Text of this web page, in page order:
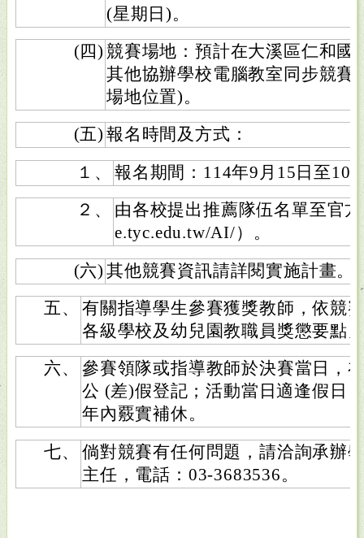
(星期日)。
(四) 競賽場地：預計在大溪區仁和國
其他協辦學校電腦教室同步競賽
場地位置)。
(五) 報名時間及方式：
１、
報名期間：114年9月15日至10
２、
由各校提出推薦隊伍名單至官
e.tyc.edu.tw/AI/）。
(六) 其他競賽資訊請詳閱實施計畫。
五、
有關指導學生參賽獲獎教師，依競
各級學校及幼兒園教職員獎懲要點
六、
參賽領隊或指導教師於決賽當日，
公 (差)假登記；活動當日適逢假日
年內覈實補休。
七、
倘對競賽有任何問題，請洽詢承辦
主任，電話：03-3683536。